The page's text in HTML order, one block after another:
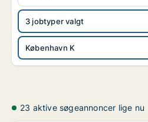
3 jobtyper valgt
København K
23 aktive søgeannoncer lige nu